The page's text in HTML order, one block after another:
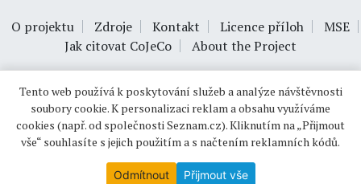
O projektu Zdroje Kontakt Licence příloh
MSE
Jak citovat CoJeCo
About the Project
© 1999-2026OPTIMUS s.r.o.
Tento web používá k poskytování služeb a analýze návštěvnosti
soubory cookie. K personalizaci reklam a obsahu využíváme
cookies (např. od společnosti Seznam.cz). Kliknutím na „Přijmout
vše“ souhlasíte s jejich použitím a s načtením reklamních kódů.
Odmítnout Přijmout vše